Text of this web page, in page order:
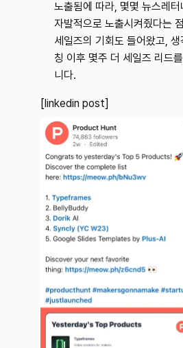
노출됨에 따라, 몇몇 뉴스레
자발적으로 노출시켜줬다는
세일즈의 기회도 들어왔고,
칭 이후 몇주 더 세일즈 리드
니다.
[linkedin post]